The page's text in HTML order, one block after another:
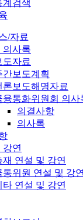
계검색
/자료
의사록
도자료
간보도계획
론보도해명자료
융통화위원회 의
의결사항
의사록
강연
재 연설 및 강연
통위원 연설 및 강연
타 연설 및 강연